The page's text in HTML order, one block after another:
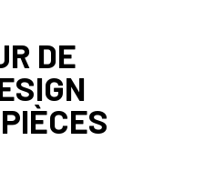
DE